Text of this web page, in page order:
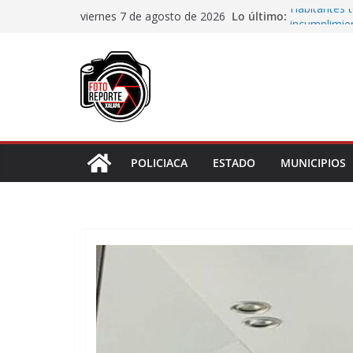
viernes 7 de agosto de 2026 Lo último: Habitantes
Centro de
POLICIACA ESTADO MUNICIPIOS